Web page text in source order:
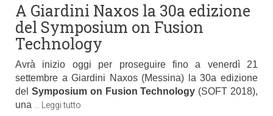
A Giardini Naxos la 30a edizione
del Symposium on Fusion
Technology
Avrà inizio oggi per proseguire fino a venerdì 21
settembre a Giardini Naxos (Messina) la 30a edizione
del Symposium on Fusion Technology (SOFT 2018),
una
Leggi tutto